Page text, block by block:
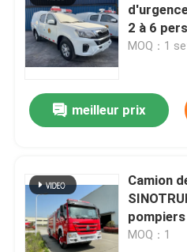
2 à 6
MOQ：1
meilleur prix
Camion
capacité
MOQ：1